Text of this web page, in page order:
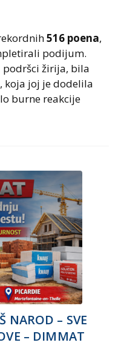
516 poena,
podijum.
podršci žirija, bila
koja joj je dodelila
burne reakcije
NAROD – SVE
– DIMMAT